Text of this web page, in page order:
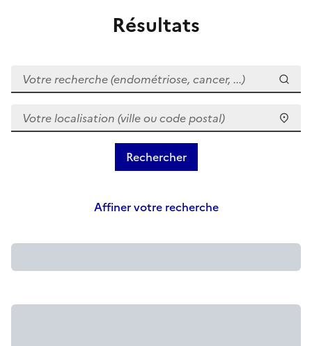
Résultats
Votre recherche (endométriose, cancer, ...)
Votre localisation (ville ou code postal)
Affiner votre recherche